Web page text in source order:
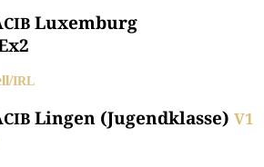
Luxemburg
IRL
Lingen (Jugendklasse) V1